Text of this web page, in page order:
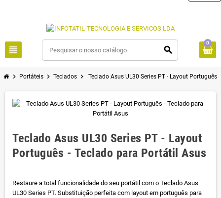
view_headline search
0
chevron_right Portáteis chevron_right Teclados chevron_right Teclado Asus UL30 Series PT - Layout Português
Teclado Asus UL30 Series PT - Layout
Português - Teclado para Portátil Asus
Restaure a total funcionalidade do seu portátil com o Teclado Asus
UL30 Series PT. Substituição perfeita com layout em português para